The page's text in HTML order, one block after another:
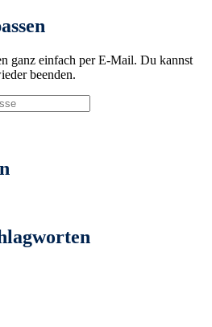
ganz einfach per E-Mail. Du kannst
beenden.